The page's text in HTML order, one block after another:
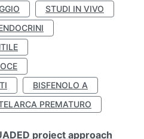
STUDI IN VIVO
BISFENOLO A
PREMATURO
project approach